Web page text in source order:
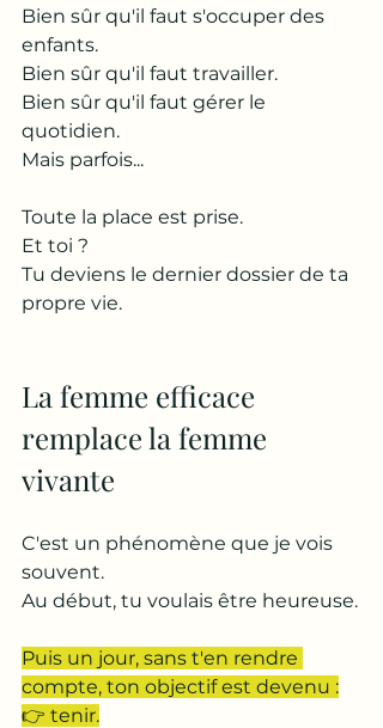
Bien sûr qu'il faut s'occuper des
enfants.
Bien sûr qu'il faut travailler.
Bien sûr qu'il faut gérer le
quotidien.
Mais parfois...
Toute la place est prise.
Et toi ?
Tu deviens le dernier dossier de ta
propre vie.
La femme efficace
remplace la femme
vivante
C'est un phénomène que je vois
souvent.
Au début, tu voulais être heureuse.
Puis un jour, sans t'en rendre
compte, ton objectif est devenu :
👉 tenir.